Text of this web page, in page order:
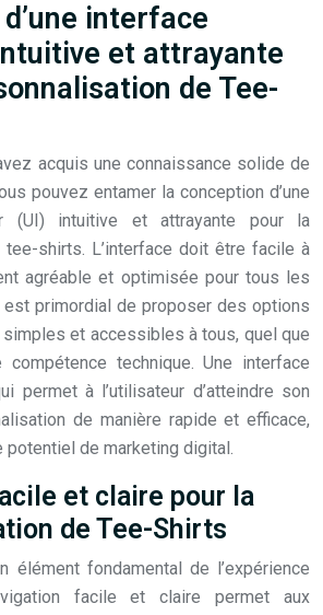
interface
et attrayante
de Tee-
acquis une connaissance solide de
pouvez entamer la conception d’une
(UI) intuitive et attrayante pour la
tee-shirts. L’interface doit être facile à
agréable et optimisée pour tous les
est primordial de proposer des options
et accessibles à tous, quel que
technique. Une interface
permet à l’utilisateur d’atteindre son
de manière rapide et efficace,
potentiel de marketing digital.
et claire pour la
de Tee-Shirts
élément fondamental de l’expérience
facile et claire permet aux